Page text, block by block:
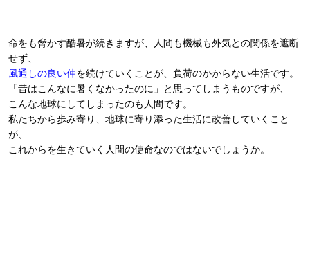
命をも脅かす酷暑が続きますが、人間も機械も外気との関係を遮断
せず、
風通しの良い仲を続けていくことが、負荷のかからない生活です。
「昔はこんなに暑くなかったのに」と思ってしまうものですが、
こんな地球にしてしまったのも人間です。
私たちから歩み寄り、地球に寄り添った生活に改善していくこと
が、
これからを生きていく人間の使命なのではないでしょうか。